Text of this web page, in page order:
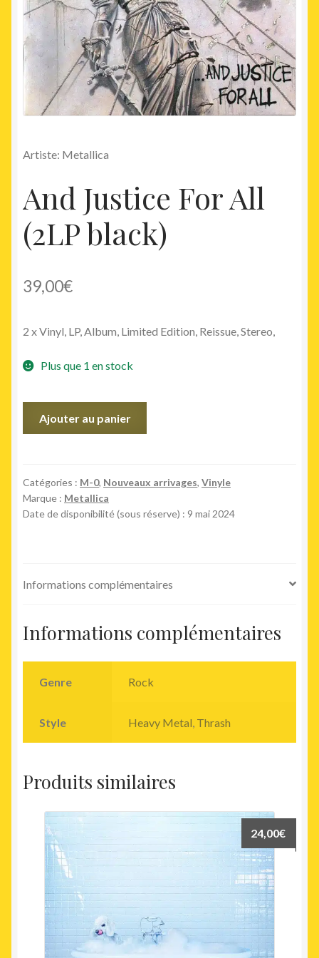
Artiste: Metallica
And Justice For All
(2LP black)
39,00€
2 x Vinyl, LP, Album, Limited Edition, Reissue, Stereo,
Plus que 1 en stock
For
All
(2LP
Ajouter au panier
Catégories : M-0, Nouveaux arrivages, Vinyle
Marque : Metallica
Date de disponibilité (sous réserve) : 9 mai 2024
Informations complémentaires
Informations complémentaires
Genre Rock
Style Heavy Metal, Thrash
Produits similaires
24,00€